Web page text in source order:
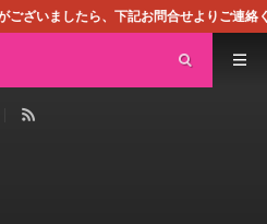
お問合せよりご連絡ください。即刻